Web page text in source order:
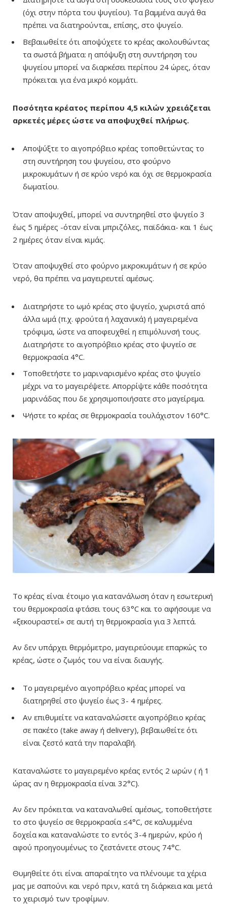
(όχι στην πόρτα του ψυγείου). Τα βαμμένα αυγά θα
πρέπει να διατηρούνται, επίσης, στο ψυγείο.
Βεβαιωθείτε ότι αποψύχετε το κρέας ακολουθώντας
τα σωστά βήματα: η απόψυξη στη συντήρηση του
ψυγείου μπορεί να διαρκέσει περίπου 24 ώρες, όταν
πρόκειται για ένα μικρό κομμάτι.
Ποσότητα κρέατος περίπου 4,5 κιλών χρειάζεται
αρκετές μέρες ώστε να αποψυχθεί πλήρως.
Αποψύξτε το αιγοπρόβειο κρέας τοποθετώντας το
στη συντήρηση του ψυγείου, στο φούρνο
μικροκυμάτων ή σε κρύο νερό και όχι σε θερμοκρασία
δωματίου.
Όταν αποψυχθεί, μπορεί να συντηρηθεί στο ψυγείο 3
έως 5 ημέρες -όταν είναι μπριζόλες, παϊδάκια- και 1 έως
2 ημέρες όταν είναι κιμάς.
Όταν αποψυχθεί στο φούρνο μικροκυμάτων ή σε κρύο
νερό, θα πρέπει να μαγειρευτεί αμέσως.
Διατηρήστε το ωμό κρέας στο ψυγείο, χωριστά από
άλλα ωμά (π.χ. φρούτα ή λαχανικά) ή μαγειρεμένα
τρόφιμα, ώστε να αποφευχθεί η επιμόλυνσή τους.
Διατηρήστε το αιγοπρόβειο κρέας στο ψυγείο σε
θερμοκρασία 4°C.
Τοποθετήστε το μαριναρισμένο κρέας στο ψυγείο
μέχρι να το μαγειρέψετε. Απορρίψτε κάθε ποσότητα
μαρινάδας που δε χρησιμοποιήσατε στο μαγείρεμα.
Ψήστε το κρέας σε θερμοκρασία τουλάχιστον 160°C.
Το κρέας είναι έτοιμο για κατανάλωση όταν η εσωτερική
του θερμοκρασία φτάσει τους 63°C και το αφήσουμε να
«ξεκουραστεί» σε αυτή τη θερμοκρασία για 3 λεπτά.
Αν δεν υπάρχει θερμόμετρο, μαγειρεύουμε επαρκώς το
κρέας, ώστε ο ζωμός του να είναι διαυγής.
Το μαγειρεμένο αιγοπρόβειο κρέας μπορεί να
διατηρηθεί στο ψυγείο έως 3- 4 ημέρες.
Αν επιθυμείτε να καταναλώσετε αιγοπρόβειο κρέας
σε πακέτο (take away ή delivery), βεβαιωθείτε ότι
είναι ζεστό κατά την παραλαβή.
Καταναλώστε το μαγειρεμένο κρέας εντός 2 ωρών ( ή 1
ώρας αν η θερμοκρασία είναι 32°C).
Αν δεν πρόκειται να καταναλωθεί αμέσως, τοποθετήστε
το στο ψυγείο σε θερμοκρασία ≤4°C, σε καλυμμένα
δοχεία και καταναλώστε το εντός 3-4 ημερών, κρύο ή
αφού προηγουμένως το ζεστάνετε στους 74°C.
Θυμηθείτε ότι είναι απαραίτητο να πλένουμε τα χέρια
μας με σαπούνι και νερό πριν, κατά τη διάρκεια και μετά
το χειρισμό των τροφίμων.